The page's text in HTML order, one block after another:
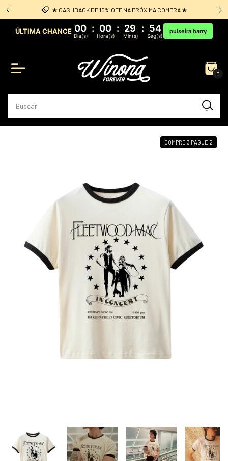
★ Frete Grátis: acima de R$349 sul e sudeste
ÚLTIMA CHANCE 00 : 00 : 29 : 54
Dia(s) Hora(s) Min(s) Seg(s)
pulseira harry
0
COMPRE 3 PAGUE 2